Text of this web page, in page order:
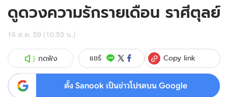
ดูดวงความรักรายเดือน ราศีตุลย์
16 ส.ค. 59 (10:53 น.)
กดฟัง แชร์ Copy link
ตั้ง Sanook เป็นข่าวโปรดบน Google